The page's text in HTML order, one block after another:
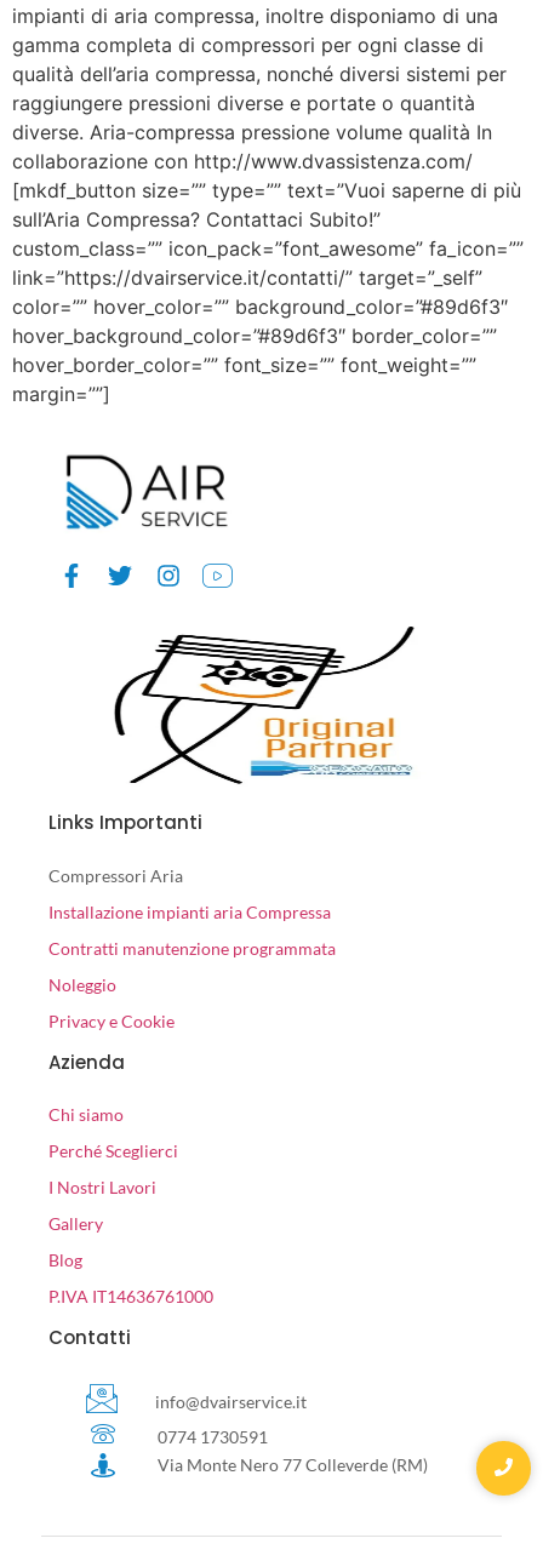
impianti di aria compressa, inoltre disponiamo di una
gamma completa di compressori per ogni classe di
qualità dell’aria compressa, nonché diversi sistemi per
raggiungere pressioni diverse e portate o quantità
diverse. Aria-compressa pressione volume qualità In
collaborazione con http://www.dvassistenza.com/
[mkdf_button size=”” type=”” text=”Vuoi saperne di più
sull’Aria Compressa? Contattaci Subito!”
custom_class=”” icon_pack=”font_awesome” fa_icon=””
link=”https://dvairservice.it/contatti/” target=”_self”
color=”” hover_color=”” background_color=”#89d6f3″
hover_background_color=”#89d6f3″ border_color=””
hover_border_color=”” font_size=”” font_weight=””
margin=””]
Links Importanti
Compressori Aria
Installazione impianti aria Compressa
Contratti manutenzione programmata
Noleggio
Privacy e Cookie
Azienda
Chi siamo
Perché Sceglierci
I Nostri Lavori
Gallery
Blog
P.IVA IT14636761000
Contatti
info@dvairservice.it
0774 1730591
Via Monte Nero 77 Colleverde (RM)